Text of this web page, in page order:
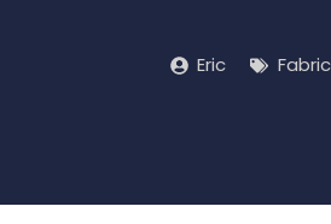
Eric